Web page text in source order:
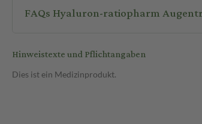
FAQs Hyaluron-ratiopharm
Hinweistexte und Pflichtangaben
Dies ist ein Medizinprodukt.